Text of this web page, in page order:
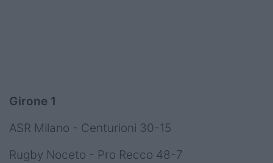
Girone 1
ASR Milano - Centurioni 30-15
Rugby Noceto - Pro Recco 48-7